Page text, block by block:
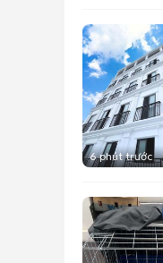
6 phút trước